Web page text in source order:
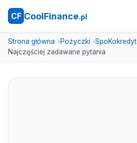
CF CoolFinance.pl
Strona główna Pożyczki
SpoKokredyt
Najczęściej zadawane pytania